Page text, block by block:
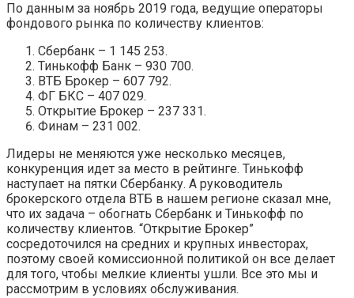
По данным за ноябрь 2019 года, ведущие операторы
фондового рынка по количеству клиентов:
Сбербанк – 1 145 253.
Тинькофф Банк – 930 700.
ВТБ Брокер – 607 792.
ФГ БКС – 407 029.
Открытие Брокер – 237 331.
Финам – 231 002.
Лидеры не меняются уже несколько месяцев,
конкуренция идет за место в рейтинге. Тинькофф
наступает на пятки Сбербанку. А руководитель
брокерского отдела ВТБ в нашем регионе сказал мне,
что их задача – обогнать Сбербанк и Тинькофф по
количеству клиентов. “Открытие Брокер”
сосредоточился на средних и крупных инвесторах,
поэтому своей комиссионной политикой он все делает
для того, чтобы мелкие клиенты ушли. Все это мы и
рассмотрим в условиях обслуживания.